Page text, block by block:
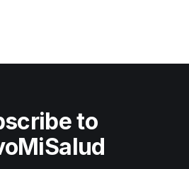
to